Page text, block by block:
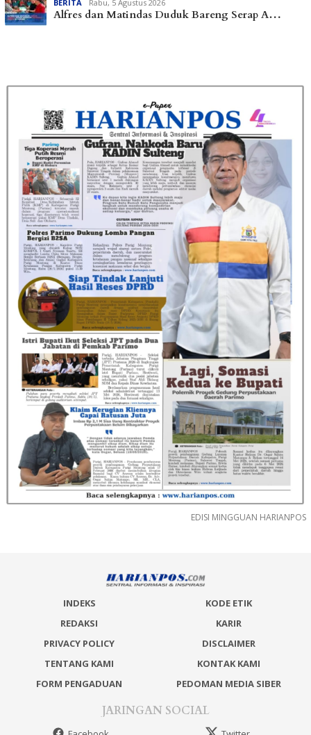
BERITA Rabu, 5 Agustus 2026
Alfres dan Matindas Duduk Bareng Serap A…
EDISI MINGGUAN HARIANPOS
INDEKS
KODE ETIK
REDAKSI
KARIR
PRIVACY POLICY
DISCLAIMER
TENTANG KAMI
KONTAK KAMI
FORM PENGADUAN
PEDOMAN MEDIA SIBER
JARINGAN SOCIAL